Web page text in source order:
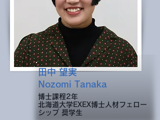
田中 望実
Nozomi Tanaka
博士課程2年
北海道大学EXEX博士人材フェロー
シップ 奨学生